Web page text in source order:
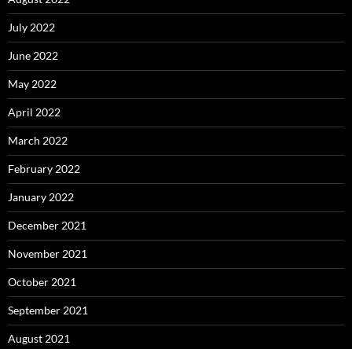
July 2022
June 2022
May 2022
April 2022
March 2022
February 2022
January 2022
December 2021
November 2021
October 2021
September 2021
August 2021